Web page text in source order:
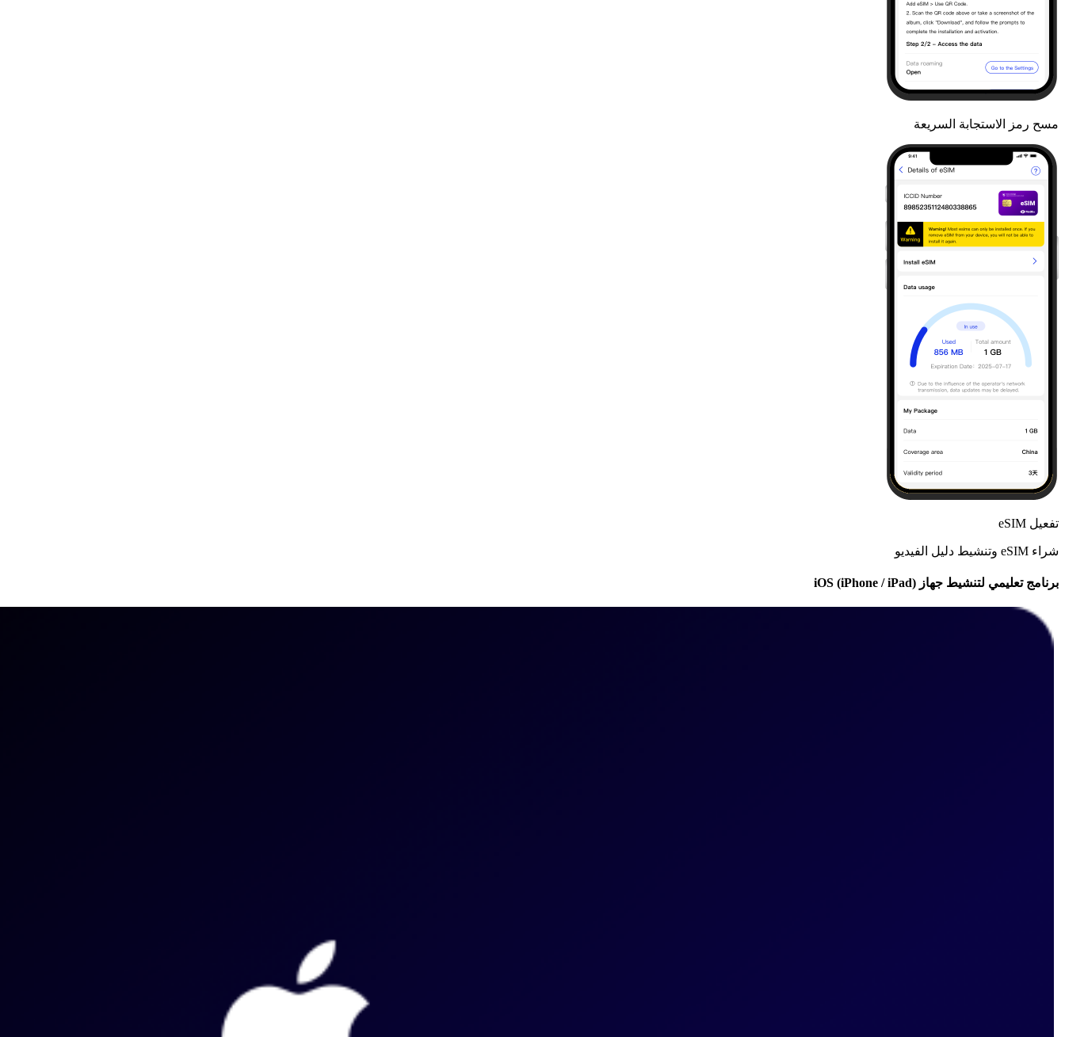
مسح رمز الاستجابة السريعة
تفعيل eSIM
شراء eSIM وتنشيط دليل الفيديو
برنامج تعليمي لتنشيط جهاز iOS (iPhone / iPad)